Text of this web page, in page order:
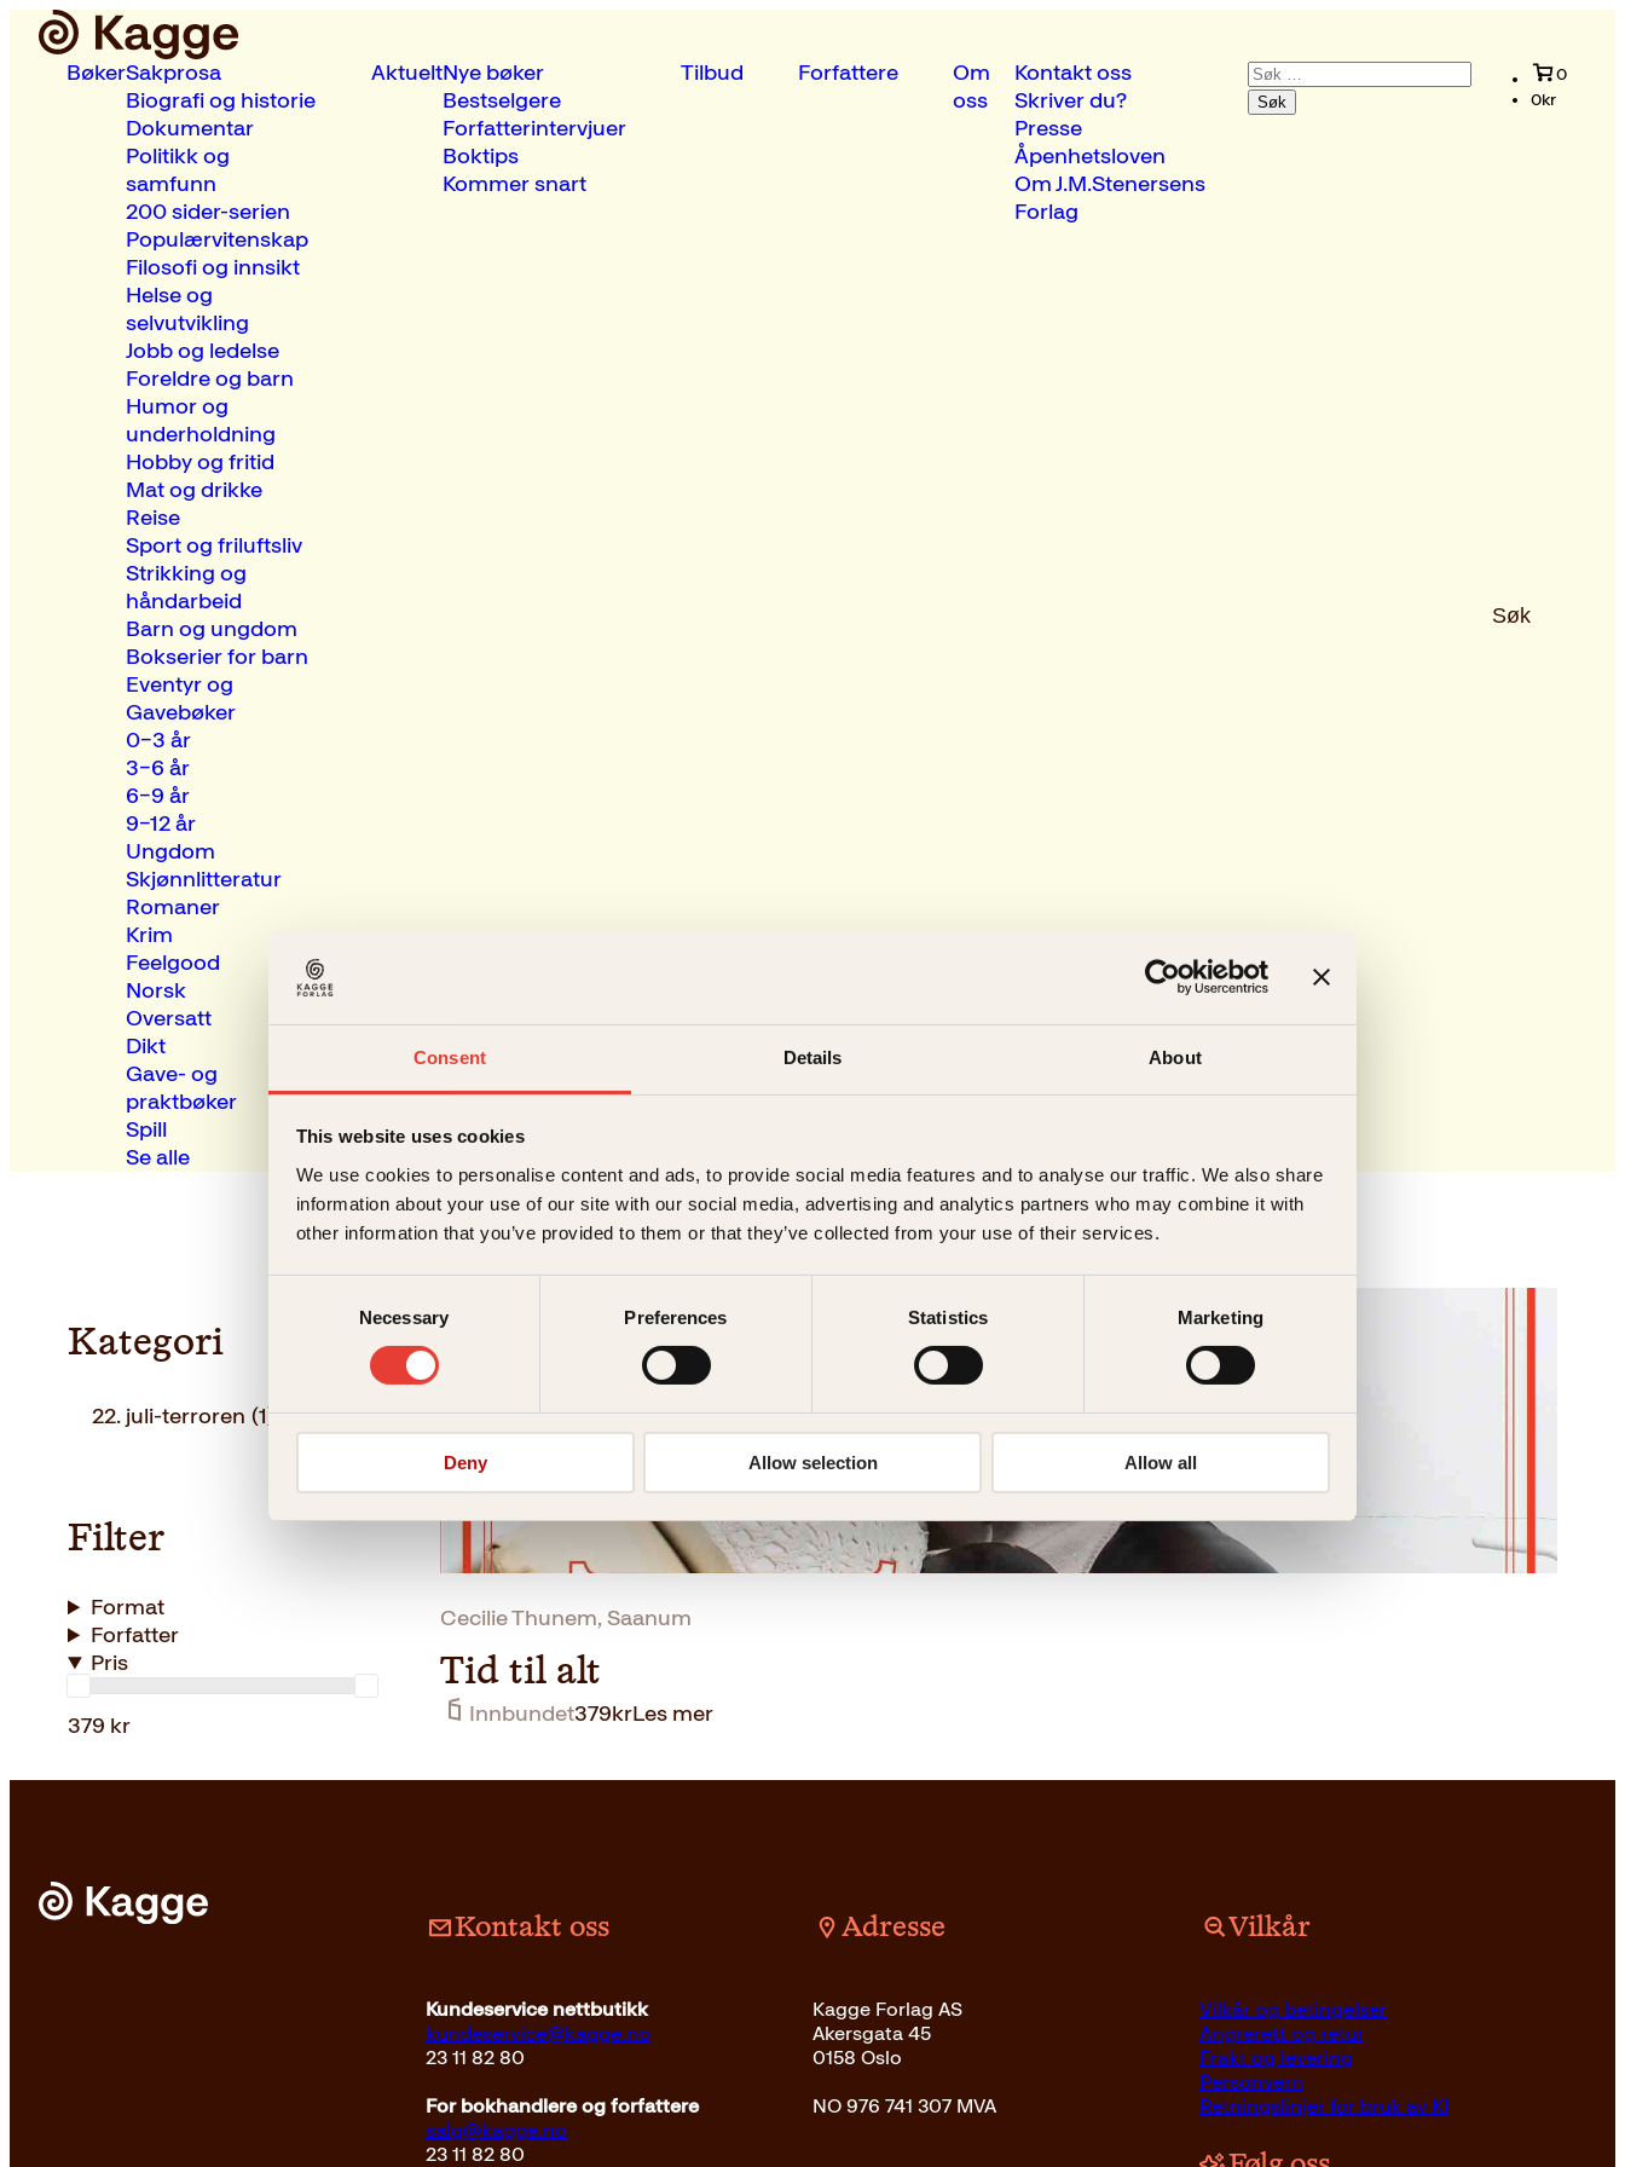
Consent Details About
This website uses cookies
We use cookies to personalise content and ads, to provide social media features and to analyse our traffic. We also share
information about your use of our site with our social media, advertising and analytics partners who may combine it with
other information that you’ve provided to them or that they’ve collected from your use of their services.
Necessary Preferences Statistics Marketing
Deny Allow selection Allow all
BøkerSakprosa
Biografi og historie
Dokumentar
Politikk og
samfunn
200 sider-serien
Populærvitenskap
Filosofi og innsikt
Helse og
selvutvikling
Jobb og ledelse
Foreldre og barn
Humor og
underholdning
Hobby og fritid
Mat og drikke
Reise
Sport og friluftsliv
Strikking og
håndarbeid
Barn og ungdom
Bokserier for barn
Eventyr og
Gavebøker
0–3 år
3–6 år
6–9 år
9–12 år
Ungdom
Skjønnlitteratur
Romaner
Krim
Feelgood
Norsk
Oversatt
Dikt
Gave- og
praktbøker
Spill
Se alle
AktueltNye bøker
Bestselgere
Forfatterintervjuer
Boktips
Kommer snart
Tilbud Forfattere
Om
oss
Kontakt oss
Skriver du?
Presse
Åpenhetsloven
Om J.M.Stenersens
Forlag
Søk
etter:
Søk
0
0kr
Kategori
22. juli-terroren (1)
Filter
Format
Forfatter
Pris
379 kr
Cecilie Thunem, Saanum
Tid til alt
Innbundet379krLes mer
Kontakt oss
Kundeservice nettbutikk
kundeservice@kagge.no
23 11 82 80
For bokhandlere og forfattere
salg@kagge.no
23 11 82 80
Adresse
Kagge Forlag AS
Akersgata 45
0158 Oslo
NO 976 741 307 MVA
Vilkår
Vilkår og betingelser
Angrerett og retur
Frakt og levering
Personvern
Retningslinjer for bruk av KI